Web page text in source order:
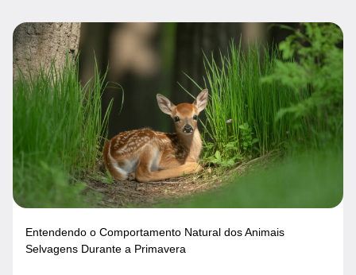
Entendendo o Comportamento Natural dos Animais
Selvagens Durante a Primavera